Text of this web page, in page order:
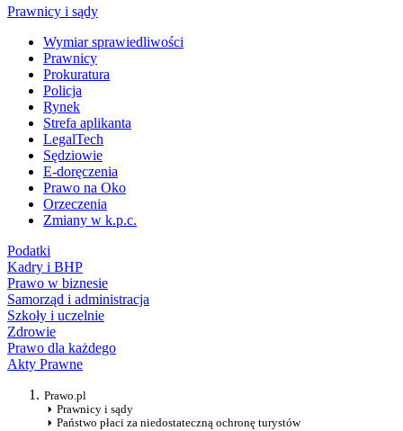
Prawnicy i sądy
Wymiar sprawiedliwości
Prawnicy
Prokuratura
Policja
Rynek
Strefa aplikanta
LegalTech
Sędziowie
E-doręczenia
Prawo na Oko
Orzeczenia
Zmiany w k.p.c.
Podatki
Kadry i BHP
Prawo w biznesie
Samorząd i administracja
Szkoły i uczelnie
Zdrowie
Prawo dla każdego
Akty Prawne
Prawo.pl
Prawnicy i sądy
Państwo płaci za niedostateczną ochronę turystów